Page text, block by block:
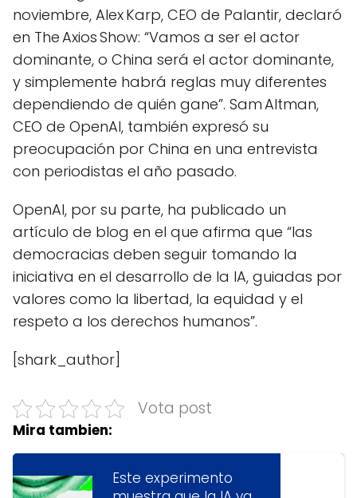
noviembre, Alex Karp, CEO de Palantir, declaró
en The Axios Show: “Vamos a ser el actor
dominante, o China será el actor dominante,
y simplemente habrá reglas muy diferentes
dependiendo de quién gane”. Sam Altman,
CEO de OpenAI, también expresó su
preocupación por China en una entrevista
con periodistas el año pasado.
OpenAI, por su parte, ha publicado un
artículo de blog en el que afirma que “las
democracias deben seguir tomando la
iniciativa en el desarrollo de la IA, guiadas por
valores como la libertad, la equidad y el
respeto a los derechos humanos”.
[shark_author]
Vota post
Mira tambien:
Este experimento